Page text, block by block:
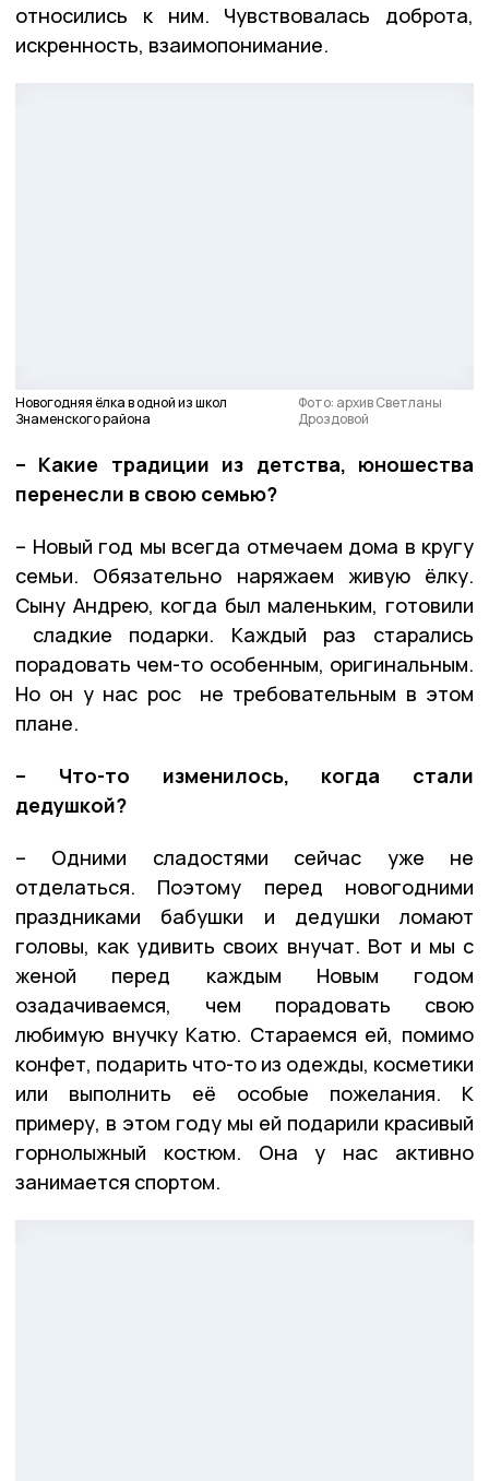
относились к ним. Чувствовалась доброта,
искренность, взаимопонимание.
Новогодняя ёлка в одной из школ
Знаменского района
Фото: архив Светланы
Дроздовой
– Какие традиции из детства, юношества
перенесли в свою семью?
– Новый год мы всегда отмечаем дома в кругу
семьи. Обязательно наряжаем живую ёлку.
Сыну Андрею, когда был маленьким, готовили
сладкие подарки. Каждый раз старались
порадовать чем-то особенным, оригинальным.
Но он у нас рос не требовательным в этом
плане.
– Что-то изменилось, когда стали
дедушкой?
– Одними сладостями сейчас уже не
отделаться. Поэтому перед новогодними
праздниками бабушки и дедушки ломают
головы, как удивить своих внучат. Вот и мы с
женой перед каждым Новым годом
озадачиваемся, чем порадовать свою
любимую внучку Катю. Стараемся ей, помимо
конфет, подарить что-то из одежды, косметики
или выполнить её особые пожелания. К
примеру, в этом году мы ей подарили красивый
горнолыжный костюм. Она у нас активно
занимается спортом.